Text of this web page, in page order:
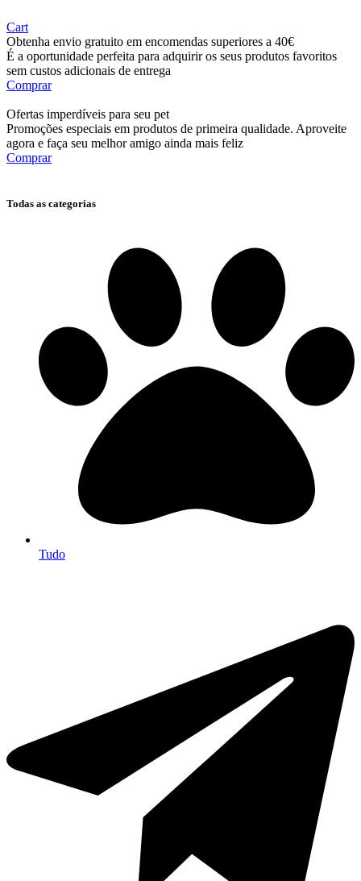
Cart
Obtenha envio gratuito em encomendas superiores a 40€
É a oportunidade perfeita para adquirir os seus produtos favoritos
sem custos adicionais de entrega
Comprar
Ofertas imperdíveis para seu pet
Promoções especiais em produtos de primeira qualidade. Aproveite
agora e faça seu melhor amigo ainda mais feliz
Comprar
Todas as categorias
Tudo